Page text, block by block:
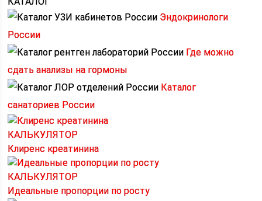
Эндокринологи
России
Где можно
сдать анализы на гормоны
Каталог
санаториев России
КАЛЬКУЛЯТОР
Клиренс креатинина
КАЛЬКУЛЯТОР
Идеальные пропорции по росту